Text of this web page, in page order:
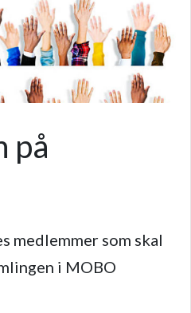
på
medlemmer som skal
i MOBO